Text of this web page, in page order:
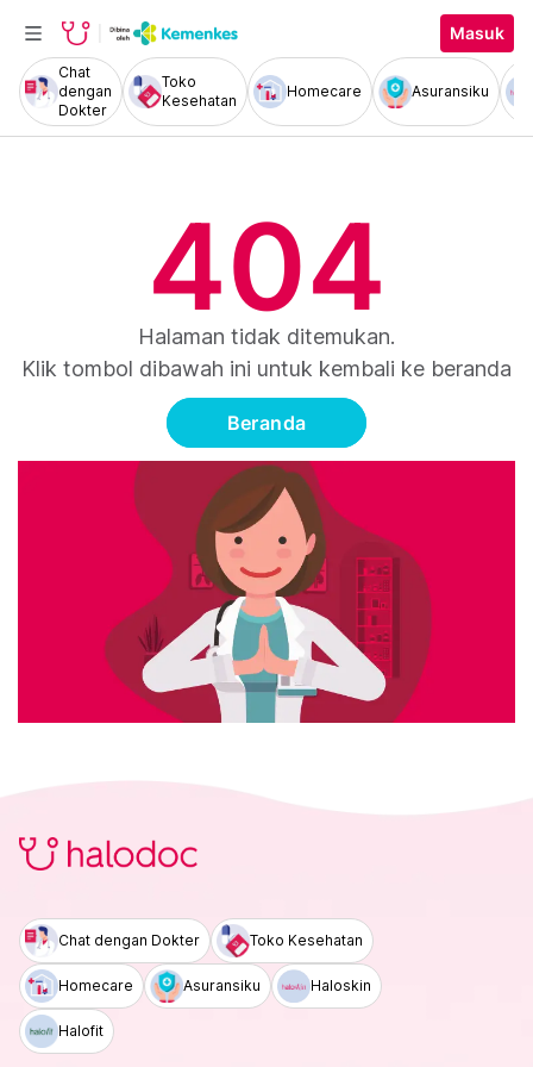
Masuk
Chat
dengan
Dokter
Toko
Kesehatan
Homecare Asuransiku
404
Halaman tidak ditemukan.
Klik tombol dibawah ini untuk kembali ke beranda
Beranda
Chat dengan Dokter Toko Kesehatan
Homecare Asuransiku Haloskin
Halofit